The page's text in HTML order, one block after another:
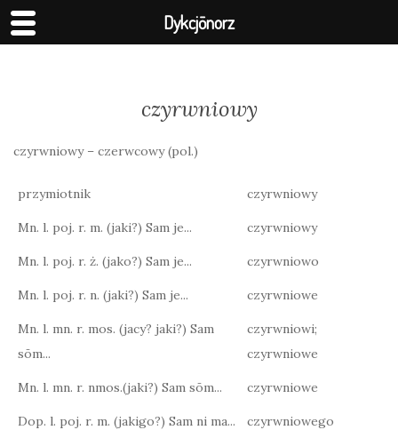
czyrwniowy
czyrwniowy – czerwcowy (pol.)
przymiotnik czyrwniowy
Mn. l. poj. r. m. (jaki?) Sam je... czyrwniowy
Mn. l. poj. r. ż. (jako?) Sam je... czyrwniowo
Mn. l. poj. r. n. (jaki?) Sam je... czyrwniowe
Mn. l. mn. r. mos. (jacy? jaki?) Sam
sōm...
czyrwniowi;
czyrwniowe
Mn. l. mn. r. nmos.(jaki?) Sam sōm... czyrwniowe
Dop. l. poj. r. m. (jakigo?) Sam ni ma... czyrwniowego
Dykcjōnorz